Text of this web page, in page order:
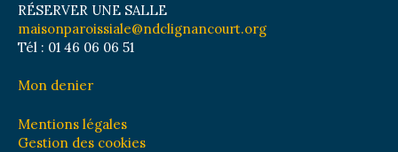
RÉSERVER UNE SALLE
maisonparoissiale@ndclignancourt.org
Tél : 01 46 06 06 51
Mon denier
Mentions légales
Gestion des cookies